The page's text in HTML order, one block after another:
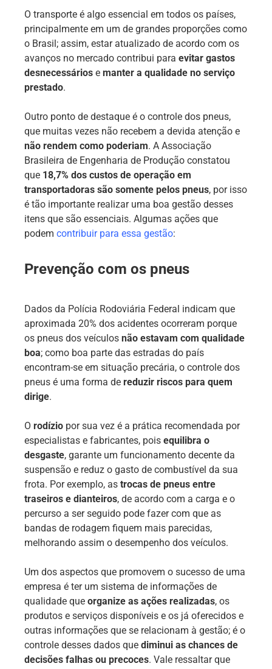
O transporte é algo essencial em todos os países,
principalmente em um de grandes proporções como
o Brasil; assim, estar atualizado de acordo com os
avanços no mercado contribui para evitar gastos
desnecessários e manter a qualidade no serviço
prestado.
Outro ponto de destaque é o controle dos pneus,
que muitas vezes não recebem a devida atenção e
não rendem como poderiam. A Associação
Brasileira de Engenharia de Produção constatou
que 18,7% dos custos de operação em
transportadoras são somente pelos pneus, por isso
é tão importante realizar uma boa gestão desses
itens que são essenciais. Algumas ações que
podem contribuir para essa gestão:
Prevenção com os pneus
Dados da Polícia Rodoviária Federal indicam que
aproximada 20% dos acidentes ocorreram porque
os pneus dos veículos não estavam com qualidade
boa; como boa parte das estradas do país
encontram-se em situação precária, o controle dos
pneus é uma forma de reduzir riscos para quem
dirige.
O rodízio por sua vez é a prática recomendada por
especialistas e fabricantes, pois equilibra o
desgaste, garante um funcionamento decente da
suspensão e reduz o gasto de combustível da sua
frota. Por exemplo, as trocas de pneus entre
traseiros e dianteiros, de acordo com a carga e o
percurso a ser seguido pode fazer com que as
bandas de rodagem fiquem mais parecidas,
melhorando assim o desempenho dos veículos.
Um dos aspectos que promovem o sucesso de uma
empresa é ter um sistema de informações de
qualidade que organize as ações realizadas, os
produtos e serviços disponíveis e os já oferecidos e
outras informações que se relacionam à gestão; é o
controle desses dados que diminui as chances de
decisões falhas ou precoces. Vale ressaltar que